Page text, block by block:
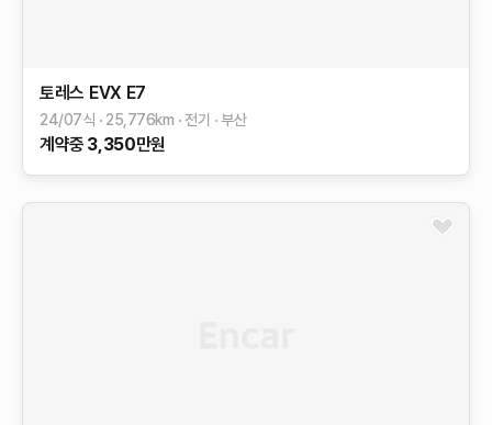
토레스 EVX E7
24/07식 25,776km 전기 부산
계약중 3,350만원